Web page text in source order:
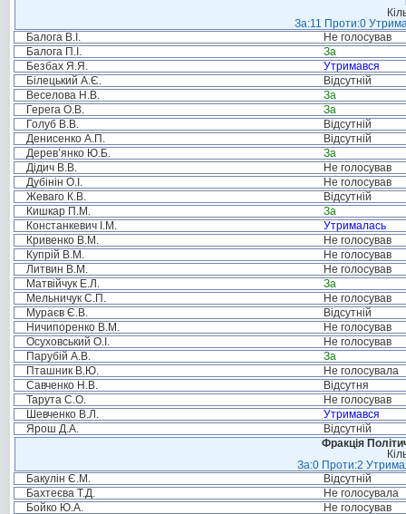
За:11 Проти:0
Балога В.І.
Не голосував
Балога П.І.
За
Безбах Я.Я.
Утримався
Білецький А.Є.
Відсутній
Веселова Н.В.
За
Герега О.В.
За
Голуб В.В.
Відсутній
Денисенко А.П.
Відсутній
Дерев’янко Ю.Б.
За
Дідич В.В.
Не голосував
Дубінін О.І.
Не голосував
Жеваго К.В.
Відсутній
Кишкар П.М.
За
Констанкевич І.М.
Утрималась
Кривенко В.М.
Не голосував
Купрій В.М.
Не голосував
Литвин В.М.
Не голосував
Матвійчук Е.Л.
За
Мельничук С.П.
Не голосував
Мураєв Є.В.
Відсутній
Ничипоренко В.М.
Не голосував
Осуховський О.І.
Не голосував
Парубій А.В.
За
Пташник В.Ю.
Не голосувала
Савченко Н.В.
Відсутня
Тарута С.О.
Не голосував
Шевченко В.Л.
Утримався
Ярош Д.А.
Відсутній
Фракція
За:0 Проти:2
Бакулін Є.М.
Відсутній
Бахтеєва Т.Д.
Не голосувала
Бойко Ю.А.
Не голосував